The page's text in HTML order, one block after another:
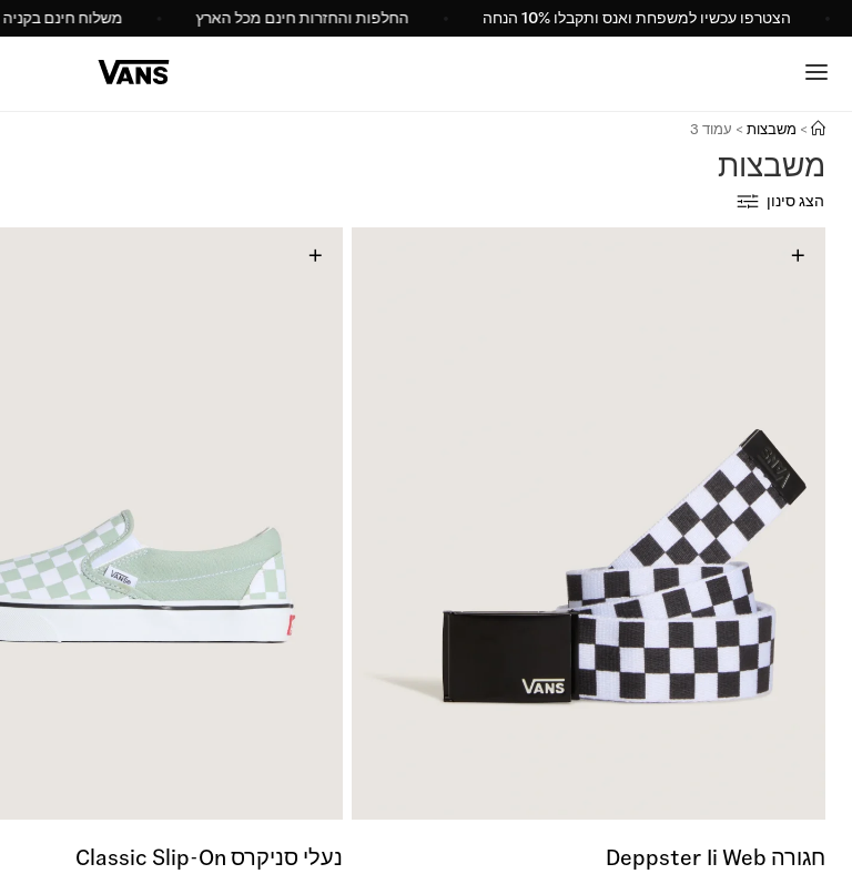
הצטרפו עכשיו למשפחת ואנס ותקבלו 10% הנחה החלפות והחזרות חינם מכל הארץ
משבצות
> משבצות > עמוד 3
הצג סינון
+
חגורה Deppster Ii Web
+
נעלי סניקרס Classic Slip-On